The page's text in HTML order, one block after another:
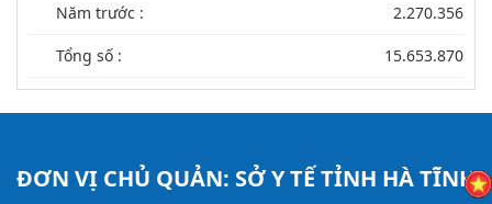
Năm trước : 2.270.356
Tổng số : 15.653.870
ĐƠN VỊ CHỦ QUẢN: SỞ Y TẾ TỈNH HÀ TĨNH